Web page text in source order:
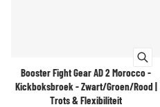
Booster Fight Gear AD 2 Morocco -
Kickboksbroek - Zwart/Groen/Rood |
Trots & Flexibiliteit